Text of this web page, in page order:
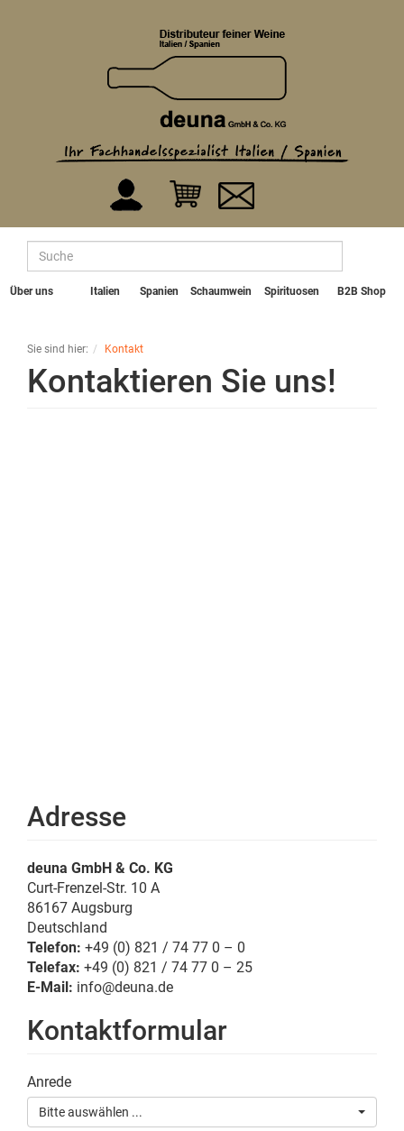
Über uns Italien Spanien Schaumwein Spirituosen B2B Shop
Sie sind hier: Kontakt
Kontaktieren Sie uns!
Adresse
deuna GmbH & Co. KG
Curt-Frenzel-Str. 10 A
86167 Augsburg
Deutschland
Telefon: +49 (0) 821 / 74 77 0 – 0
Telefax: +49 (0) 821 / 74 77 0 – 25
E-Mail: info@deuna.de
Kontaktformular
Anrede
Bitte auswählen ...